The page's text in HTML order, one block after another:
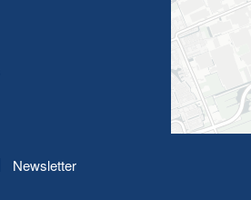
Newsletter